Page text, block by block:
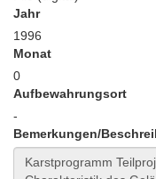
Jahr
1996
Monat
0
Aufbewahrungsort
-
Bemerkungen/